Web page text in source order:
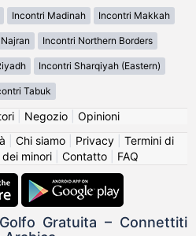
Incontri Madinah Incontri Makkah
Incontri Northern Borders
Incontri Sharqiyah (Eastern)
Tabuk
| Negozio| Opinioni
Chi siamo| Privacy| Termini di
minori| Contatto| FAQ
Gratuita – Connettiti